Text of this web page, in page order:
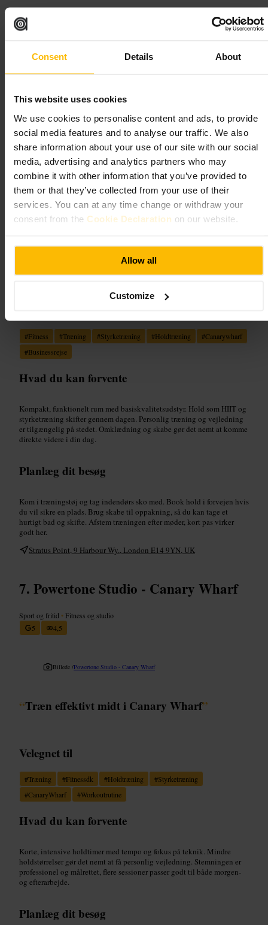
Consent Details About
This website uses cookies
We use cookies to personalise content and ads, to provide
social media features and to analyse our traffic. We also
share information about your use of our site with our social
media, advertising and analytics partners who may
combine it with other information that you’ve provided to
them or that they’ve collected from your use of their
services. You can at any time change or withdraw your
consent from the Cookie Declaration on our website.
Allow all
Customize
Planlæg dit besøg
at varme op og sikre plads. Medbring træningstøj, sko, vandflaske og
https://studioxgym.pushpress.com/landing/calendar
Hybrid Fitness Canary Wharf
Sport og fritid•Træningscenter og studie
Billede /Abode2
Effektiv træning midt i Canary Wharf
#Fitness #Træning #Styrketræning #Holdtræning #Canarywharf
#Businessrejse
Hvad du kan forvente
Kompakt, funktionelt rum med basiskvalitetsudstyr. Hold som HIIT og
styrketræning skifter gennem dagen. Personlig træning og vejledning
er tilgængelig på stedet. Omklædning og skabe gør det nemt at komme
direkte videre i din dag.
Planlæg dit besøg
Kom i træningstøj og tag indendørs sko med. Book hold i forvejen hvis
du vil sikre en plads. Brug skabe til oppakning, så du kan tage et
hurtigt bad og skifte. Afstem træningen efter møder, kort pas virker
godt her.
Stratus Point, 9 Harbour Wy., London E14 9YN, UK
Powertone Studio - Canary Wharf
Sport og fritid • Fitness og studio
5
4,5
Billede /Powertone Studio - Canary Wharf
“Træn effektivt midt i Canary Wharf”
Velegnet til
#Træning #Fitnessdk #Holdtræning #Styrketræning
#CanaryWharf #Workoutrutine
Hvad du kan forvente
Korte, intensive holdtimer med tempo og fokus på teknik. Mindre
holdstørrelser gør det nemt at få personlig vejledning. Stemningen er
professionel og målrettet, flere sessioner passer godt til både morgen-
og efterarbejde.
Planlæg dit besøg